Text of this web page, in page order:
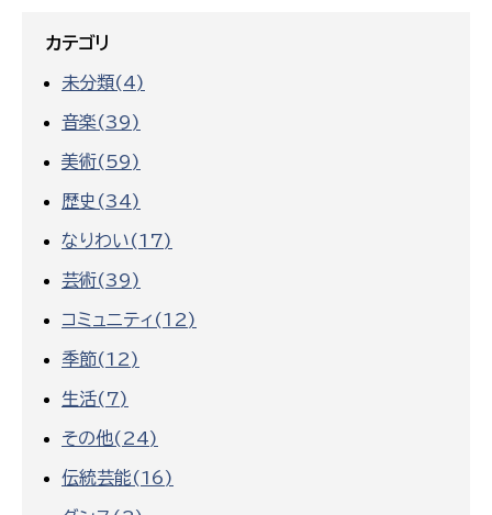
カテゴリ
未分類(4)
音楽(39)
美術(59)
歴史(34)
なりわい(17)
芸術(39)
コミュニティ(12)
季節(12)
生活(7)
その他(24)
伝統芸能(16)